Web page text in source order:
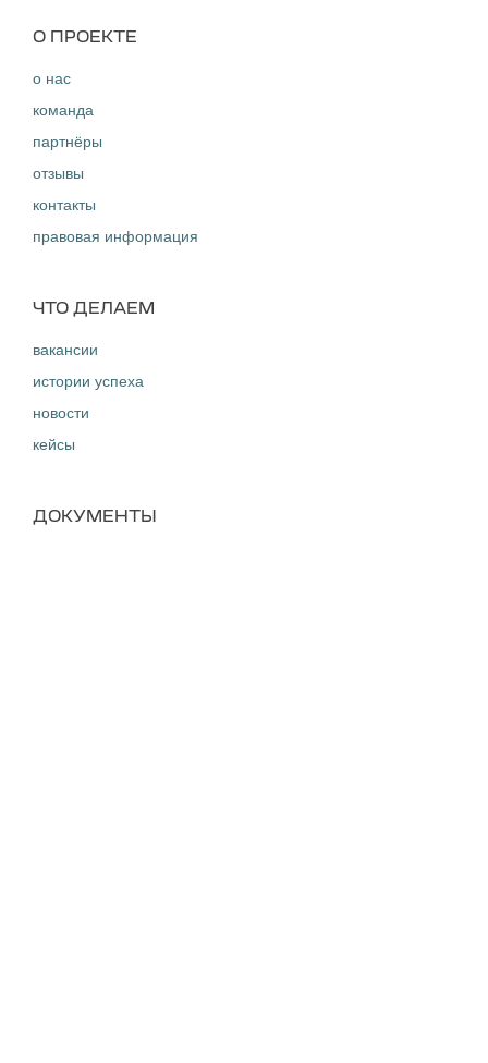
O ПРОЕКТЕ
о нас
команда
партнёры
отзывы
контакты
правовая информация
ЧТО ДЕЛАЕМ
вакансии
истории успеха
новости
кейсы
ДОКУМЕНТЫ